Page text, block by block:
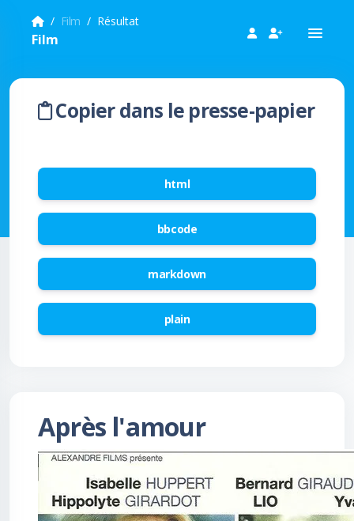
Film Résultat
Film
Copier dans le presse-papier
html
bbcode
markdown
plain
Après l'amour